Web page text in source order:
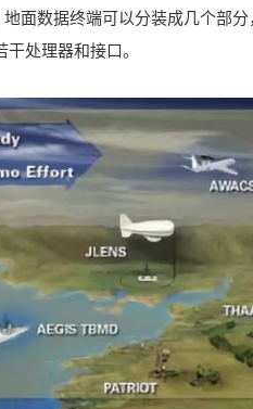
面数据终端可以分装成几个部分
处理器和接口。